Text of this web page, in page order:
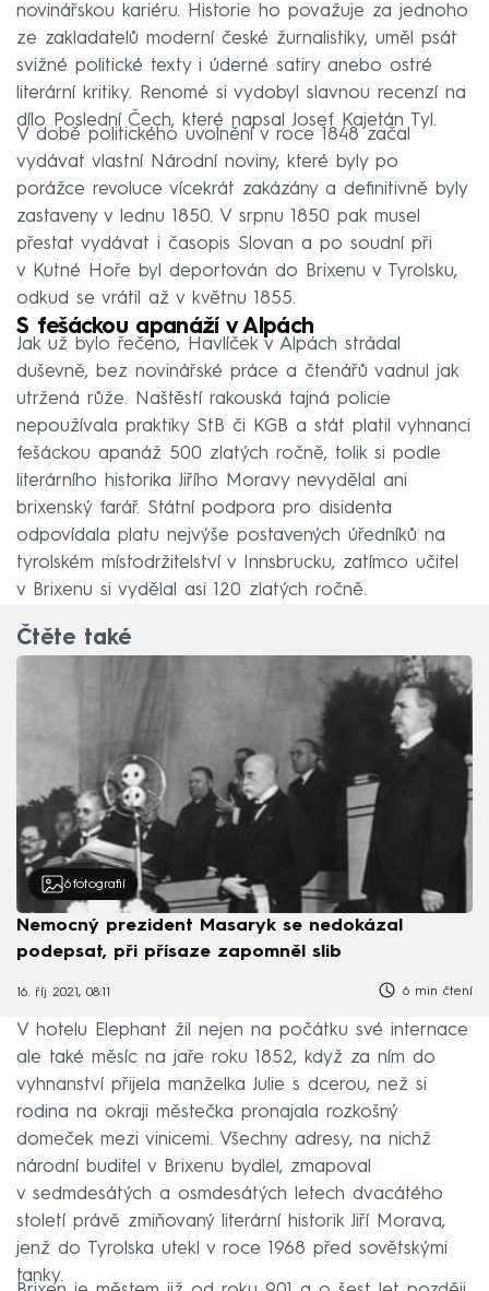
novinářskou kariéru. Historie ho považuje za jednoho
ze zakladatelů moderní české žurnalistiky, uměl psát
svižné politické texty i úderné satiry anebo ostré
literární kritiky. Renomé si vydobyl slavnou recenzí na
dílo Poslední Čech, které napsal Josef Kajetán Tyl.
V době politického uvolnění v roce 1848 začal
vydávat vlastní Národní noviny, které byly po
porážce revoluce vícekrát zakázány a definitivně byly
zastaveny v lednu 1850. V srpnu 1850 pak musel
přestat vydávat i časopis Slovan a po soudní při
v Kutné Hoře byl deportován do Brixenu v Tyrolsku,
odkud se vrátil až v květnu 1855.
S fešáckou apanáží v Alpách
Jak už bylo řečeno, Havlíček v Alpách strádal
duševně, bez novinářské práce a čtenářů vadnul jak
utržená růže. Naštěstí rakouská tajná policie
nepoužívala praktiky StB či KGB a stát platil vyhnanci
fešáckou apanáž 500 zlatých ročně, tolik si podle
literárního historika Jiřího Moravy nevydělal ani
brixenský farář. Státní podpora pro disidenta
odpovídala platu nejvýše postavených úředníků na
tyrolském místodržitelství v Innsbrucku, zatímco učitel
v Brixenu si vydělal asi 120 zlatých ročně.
Čtěte také
6 fotografií
Nemocný prezident Masaryk se nedokázal
podepsat, při přísaze zapomněl slib
16. říj 2021, 08:11 6 min čtení
V hotelu Elephant žil nejen na počátku své internace
ale také měsíc na jaře roku 1852, když za ním do
vyhnanství přijela manželka Julie s dcerou, než si
rodina na okraji městečka pronajala rozkošný
domeček mezi vinicemi. Všechny adresy, na nichž
národní buditel v Brixenu bydlel, zmapoval
v sedmdesátých a osmdesátých letech dvacátého
století právě zmiňovaný literární historik Jiří Morava,
jenž do Tyrolska utekl v roce 1968 před sovětskými
tanky.